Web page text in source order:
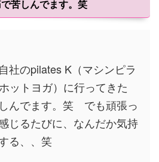
苦しんでます。笑
社のpilates K（マシンピラ
ットヨガ）に行ってきた
んでます。笑 でも頑張っ
じるたびに、なんだか気持
る、、笑